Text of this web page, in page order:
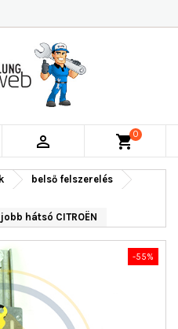
 shopping_cart0
belső felszerelés
hátsó CITROËN
-55%